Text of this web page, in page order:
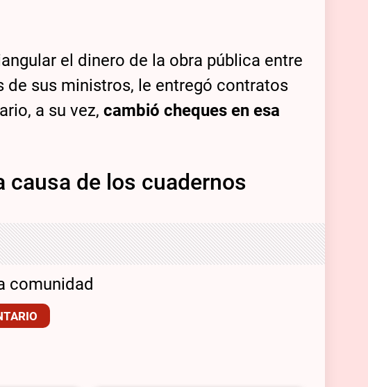
el dinero de la obra pública entre
de sus ministros, le entregó contratos
a su vez,cambió cheques en esa
causa de los cuadernos
comunidad